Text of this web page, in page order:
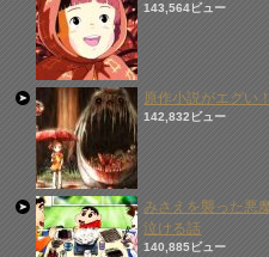
143,564ビュー
原作小説がエグい
142,832ビュー
みさえを襲った悪
泣ける話
140,885ビュー